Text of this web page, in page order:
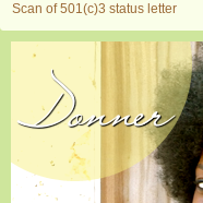
Scan of 501(c)3 status letter
Donner